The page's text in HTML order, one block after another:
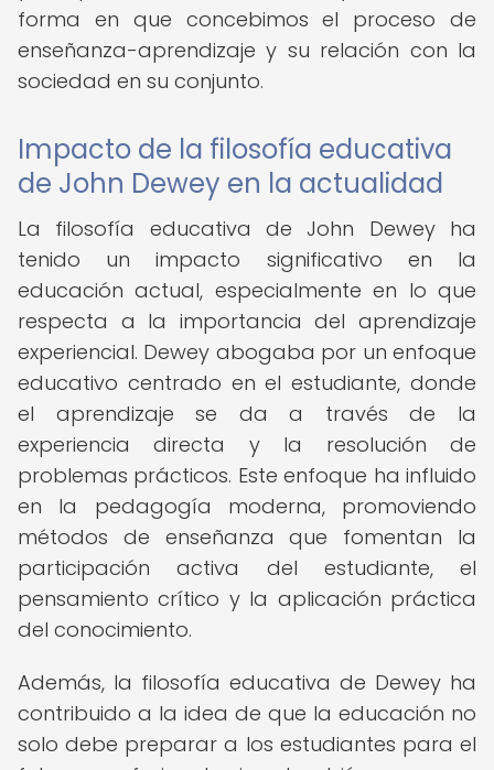
forma en que concebimos el proceso de
enseñanza-aprendizaje y su relación con la
sociedad en su conjunto.
Impacto de la filosofía educativa
de John Dewey en la actualidad
La filosofía educativa de John Dewey ha
tenido un impacto significativo en la
educación actual, especialmente en lo que
respecta a la importancia del aprendizaje
experiencial. Dewey abogaba por un enfoque
educativo centrado en el estudiante, donde
el aprendizaje se da a través de la
experiencia directa y la resolución de
problemas prácticos. Este enfoque ha influido
en la pedagogía moderna, promoviendo
métodos de enseñanza que fomentan la
participación activa del estudiante, el
pensamiento crítico y la aplicación práctica
del conocimiento.
Además, la filosofía educativa de Dewey ha
contribuido a la idea de que la educación no
solo debe preparar a los estudiantes para el